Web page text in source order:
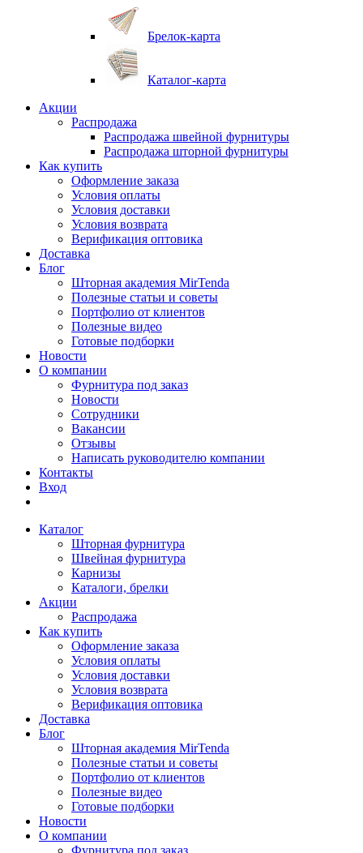
Брелок-карта
Каталог-карта
Акции
Распродажа
Распродажа швейной фурнитуры
Распродажа шторной фурнитуры
Как купить
Оформление заказа
Условия оплаты
Условия доставки
Условия возврата
Верификация оптовика
Доставка
Блог
Шторная академия MirTenda
Полезные статьи и советы
Портфолио от клиентов
Полезные видео
Готовые подборки
Новости
О компании
Фурнитура под заказ
Новости
Сотрудники
Вакансии
Отзывы
Написать руководителю компании
Контакты
Вход
Каталог
Шторная фурнитура
Швейная фурнитура
Карнизы
Каталоги, брелки
Акции
Распродажа
Как купить
Оформление заказа
Условия оплаты
Условия доставки
Условия возврата
Верификация оптовика
Доставка
Блог
Шторная академия MirTenda
Полезные статьи и советы
Портфолио от клиентов
Полезные видео
Готовые подборки
Новости
О компании
Фурнитура под заказ